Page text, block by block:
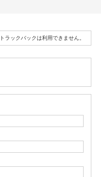
トラックバックは利用できません。